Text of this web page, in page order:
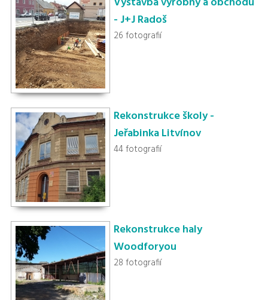
- J+J Radoš
26 fotografií
Rekonstrukce školy -
Jeřabinka Litvínov
44 fotografií
Rekonstrukce haly
Woodforyou
28 fotografií